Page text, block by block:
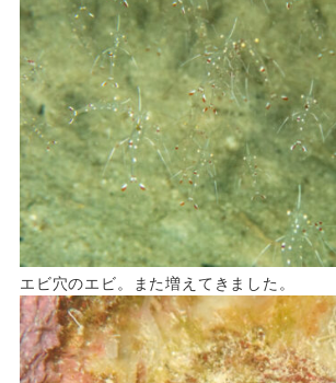
エビ穴のエビ。また増えてきました。